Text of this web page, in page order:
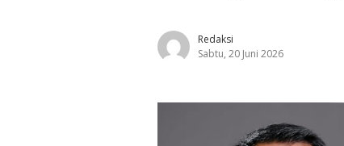
Redaksi
Sabtu, 20 Juni 2026